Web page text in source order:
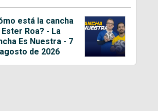
está la cancha
Roa? - La
Es Nuestra - 7
de 2026